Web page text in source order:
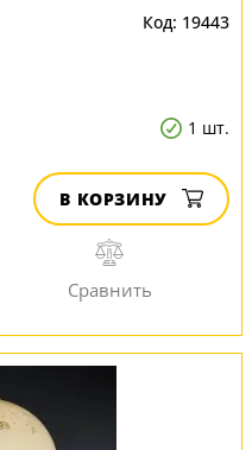
19443
1 шт.
В КОРЗИНУ